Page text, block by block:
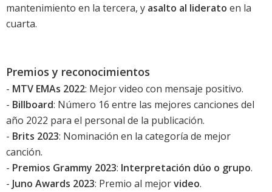
mantenimiento en la tercera, y asalto al liderato en la
cuarta.
Premios y reconocimientos
- MTV EMAs 2022: Mejor video con mensaje positivo.
- Billboard: Número 16 entre las mejores canciones del
año 2022 para el personal de la publicación.
- Brits 2023: Nominación en la categoría de mejor
canción.
- Premios Grammy 2023: Interpretación dúo o grupo.
- Juno Awards 2023: Premio al mejorvideo.